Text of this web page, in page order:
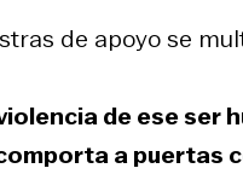
de apoyo se
de ese ser
a puertas